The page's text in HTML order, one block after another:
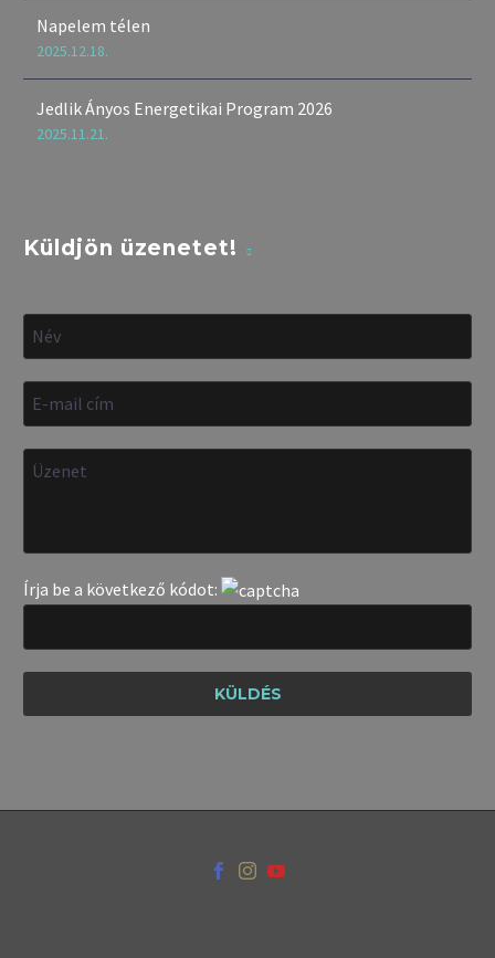
Napelem télen
2025.12.18.
Jedlik Ányos Energetikai Program 2026
2025.11.21.
Küldjön üzenetet!
Írja be a következő kódot: